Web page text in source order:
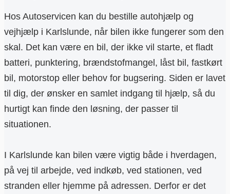
Hos Autoservicen kan du bestille autohjælp og
vejhjælp i Karlslunde, når bilen ikke fungerer som den
skal. Det kan være en bil, der ikke vil starte, et fladt
batteri, punktering, brændstofmangel, låst bil, fastkørt
bil, motorstop eller behov for bugsering. Siden er lavet
til dig, der ønsker en samlet indgang til hjælp, så du
hurtigt kan finde den løsning, der passer til
situationen.
I Karlslunde kan bilen være vigtig både i hverdagen,
på vej til arbejde, ved indkøb, ved stationen, ved
stranden eller hjemme på adressen. Derfor er det